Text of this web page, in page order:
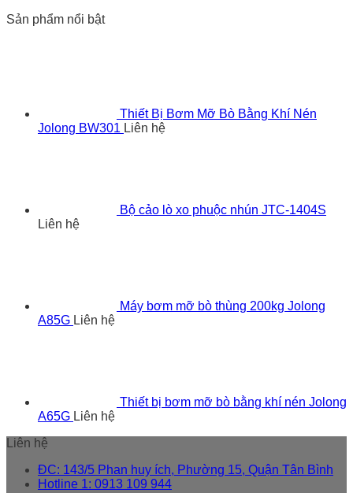
Sản phẩm nổi bật
Thiết Bị Bơm Mỡ Bò Bằng Khí Nén
Jolong BW301 Liên hệ
Bộ cảo lò xo phuộc nhún JTC-1404S
Liên hệ
Máy bơm mỡ bò thùng 200kg Jolong
A85G Liên hệ
Thiết bị bơm mỡ bò bằng khí nén Jolong
A65G Liên hệ
Liên hệ
ĐC: 143/5 Phan huy ích, Phường 15, Quận Tân Bình
Hotline 1: 0913 109 944